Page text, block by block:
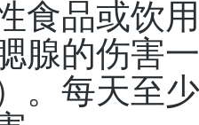
食品或饮
腺的伤害
。每天至